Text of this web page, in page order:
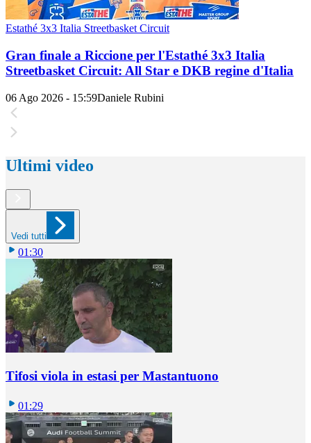
Estathé 3x3 Italia Streetbasket Circuit
Gran finale a Riccione per l'Estathé 3x3 Italia
Streetbasket Circuit: All Star e DKB regine d'Italia
06 Ago 2026 - 15:59Daniele Rubini
Ultimi video
Vedi tutti
01:30
Tifosi viola in estasi per Mastantuono
01:29